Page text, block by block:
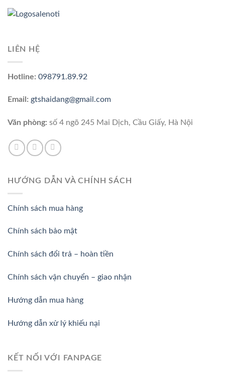
LIÊN HỆ
Hotline: 098791.89.92
Email: gtshaidang@gmail.com
Văn phòng: số 4 ngõ 245 Mai Dịch, Cầu Giấy, Hà Nội
HƯỚNG DẪN VÀ CHÍNH SÁCH
Chính sách mua hàng
Chính sách bảo mật
Chính sách đổi trả – hoàn tiền
Chính sách vận chuyển – giao nhận
Hướng dẫn mua hàng
Hướng dẫn xử lý khiếu nại
KẾT NỐI VỚI FANPAGE